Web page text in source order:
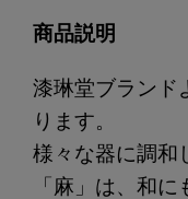
商品説明
漆琳堂ブランド
ります。
様々な器に調和
「麻」は、和